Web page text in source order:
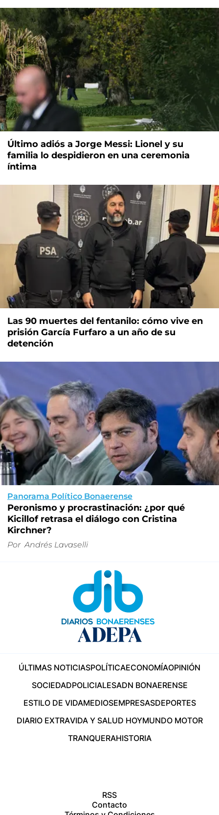
Último adiós a Jorge Messi: Lionel y su
familia lo despidieron en una ceremonia
íntima
Las 90 muertes del fentanilo: cómo vive en
prisión García Furfaro a un año de su
detención
Panorama Político Bonaerense
Peronismo y procrastinación: ¿por qué
Kicillof retrasa el diálogo con Cristina
Kirchner?
Por Andrés Lavaselli
ÚLTIMAS NOTICIASPOLÍTICAECONOMÍAOPINIÓN
SOCIEDADPOLICIALESADN BONAERENSE
ESTILO DE VIDAMEDIOSEMPRESASDEPORTES
DIARIO EXTRAVIDA Y SALUD HOYMUNDO MOTOR
TRANQUERAHISTORIA
RSS
Contacto